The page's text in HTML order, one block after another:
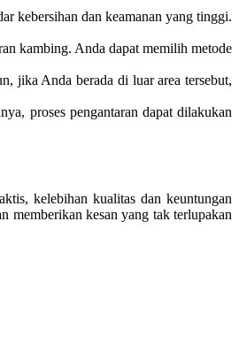
kebersihan dan keamanan yang tinggi.
kambing. Anda dapat memilih metode
jika Anda berada di luar area tersebut,
proses pengantaran dapat dilakukan
kelebihan kualitas dan keuntungan
memberikan kesan yang tak terlupakan